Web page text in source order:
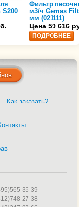
S200
Фильтр
м3/ч Gemas
мм (021111)
Цена 59 616
ПОДРОБНЕЕ
Как заказать?
36-39
27-38